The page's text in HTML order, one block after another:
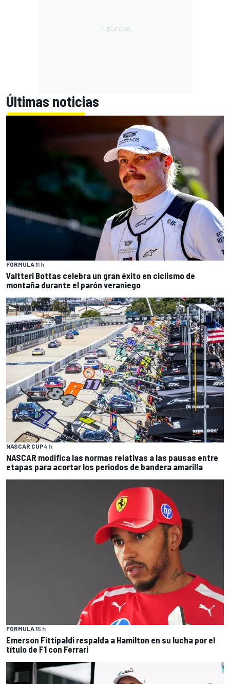
Últimas noticias
FÓRMULA 11 h
Valtteri Bottas celebra un gran éxito en ciclismo de
montaña durante el parón veraniego
NASCAR CUP4 h
NASCAR modifica las normas relativas a las pausas entre
etapas para acortar los periodos de bandera amarilla
FÓRMULA 15 h
Emerson Fittipaldi respalda a Hamilton en su lucha por el
título de F1 con Ferrari